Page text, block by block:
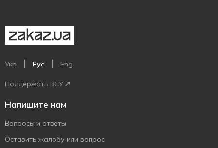
Укр Рус Eng
Поддержать ВСУ
Напишите нам
Вопросы и ответы
Оставить жалобу или вопрос